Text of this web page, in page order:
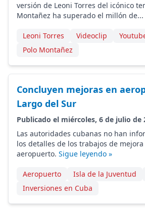
versión de Leoni Torres del icónico
Montañez ha superado el millón de...
Leoni Torres Videoclip
Polo Montañez
Concluyen mejoras en
Largo del Sur
Publicado el miércoles, 6 de julio de
Las autoridades cubanas no han
los detalles de los trabajos de
aeropuerto. Sigue leyendo »
Aeropuerto Isla de la Juventud
Inversiones en Cuba